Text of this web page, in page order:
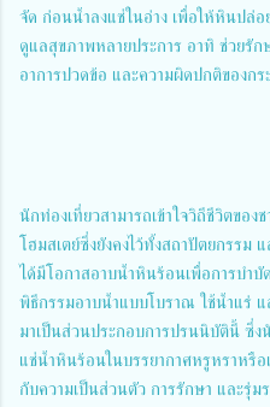
จัด ก่อนน้ำลงแช่ในอ่าง เพื่อให้หินปล่
ดูแลสุขภาพหลายประการ อาทิ ช่วยรั
อาการปวดข้อ และความผิดปกติของกร
นักท่องเที่ยวสามารถเข้าใจวิถีชีวิตของ
โฮมสเตย์ซึ่งยังคงไว้ทั้งสถาปัตยกรรม
ได้มีโอกาสอาบน้ำหินร้อนเพื่อการบำบั
พิธีกรรมอาบน้ำแบบโบราณ ใช้น้ำแร่
มาเป็นส่วนประกอบการปรนนิบัตินี้ ซึ่ง
แช่น้ำหินร้อนในบรรยากาศหรูหราหรื
กับความเป็นส่วนตัว การรักษา และรุ่ม